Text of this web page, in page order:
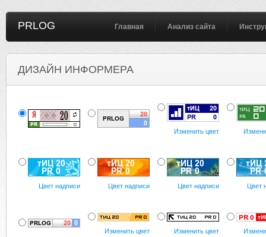
PRLOG Главная Анализ сайта
ДИЗАЙН ИНФОРМЕРА
Изменить цвет
Цвет надписи Цвет надписи Цвет надписи Цвет
Изменить цвет Изменить цвет